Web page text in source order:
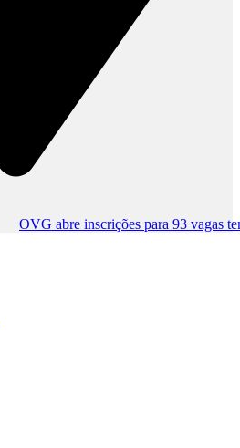
OVG abre inscrições para 93 vagas